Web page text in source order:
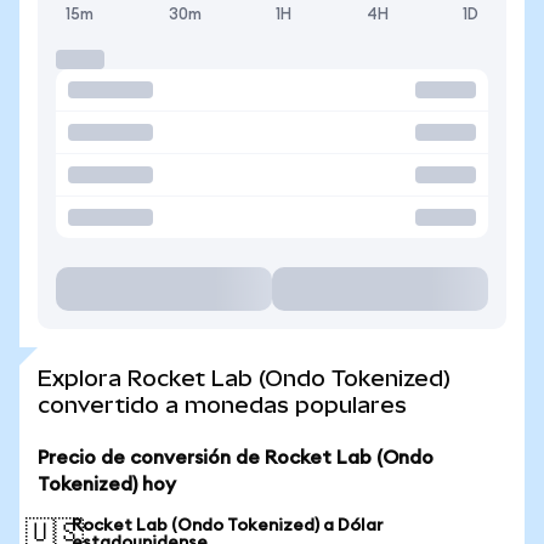
15m 30m 1H 4H 1D
Explora Rocket Lab (Ondo Tokenized)
convertido a monedas populares
Precio de conversión de Rocket Lab (Ondo
Tokenized) hoy
🇺🇸Rocket Lab (Ondo Tokenized) a Dólar